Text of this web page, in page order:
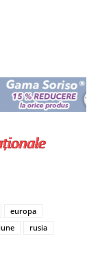
europa
rusia